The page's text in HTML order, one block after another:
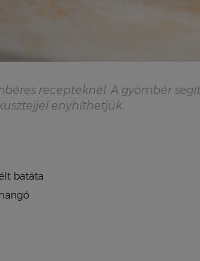
recepteknél. A gyömbér
enyhíthetjük.
batáta